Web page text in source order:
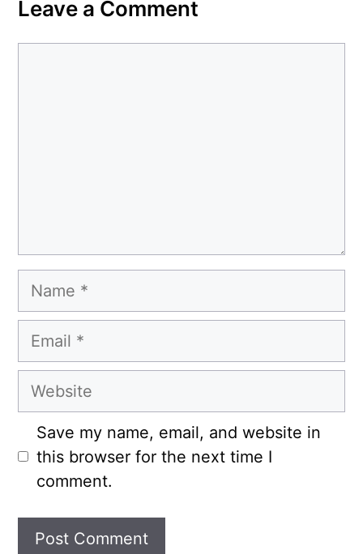
Leave a Comment
Name
Email
Website
Save my name, email, and website in
this browser for the next time I
comment.